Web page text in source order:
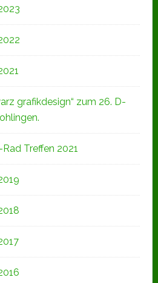
grafikdesign“ zum 26. D-
Treffen 2021